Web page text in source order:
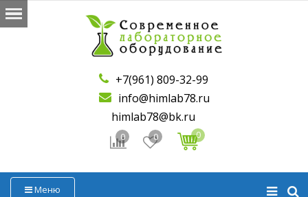
+7(961) 809-32-99
info@himlab78.ru
himlab78@bk.ru
0 0 0
Меню